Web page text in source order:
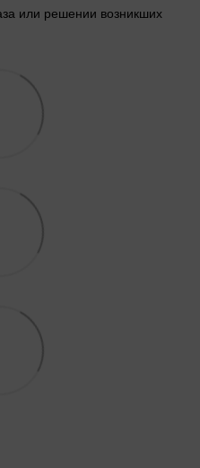
или решении возникших